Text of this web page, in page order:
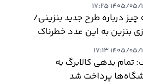
۰۵/۱۳ ۱۷:۲۵
درباره طرح جدید بنزینی/
بنزین به این عدد خطرناک
۰۵/۱۳ ۱۷:۱۳
تمام بدهی کالابرگ به
پرداخت شد